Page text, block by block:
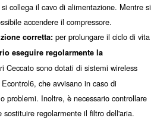
assicurati di avere l'olio
il livello minimo per
potenziali pericoli:
collegare il compressore e
pronti ad affrontarli se
utilizzare un compressore